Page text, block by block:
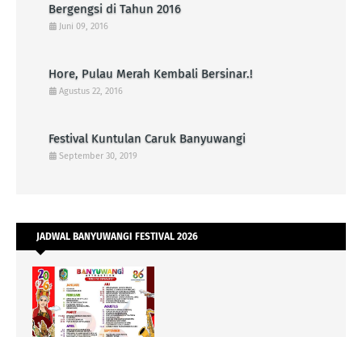
Bergengsi di Tahun 2016
Juni 09, 2016
Hore, Pulau Merah Kembali Bersinar.!
Agustus 22, 2016
Festival Kuntulan Caruk Banyuwangi
September 30, 2019
JADWAL BANYUWANGI FESTIVAL 2026